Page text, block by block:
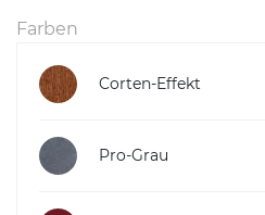
Farben
Corten-Effekt
Pro-Grau